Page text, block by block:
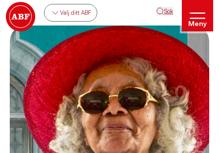
Välj ditt ABF Sök
Meny